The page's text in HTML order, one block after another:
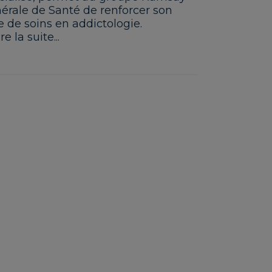
de Santé de renforcer son
de soins en addictologie.
la suite...